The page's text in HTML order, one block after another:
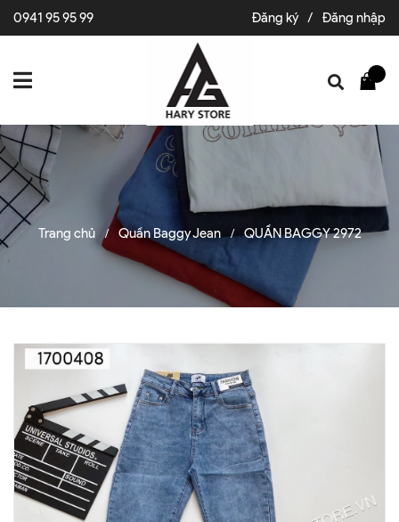
0941 95 95 99 Đăng ký / Đăng nhập
Trang chủ / Quần Baggy Jean / QUẦN BAGGY 2972